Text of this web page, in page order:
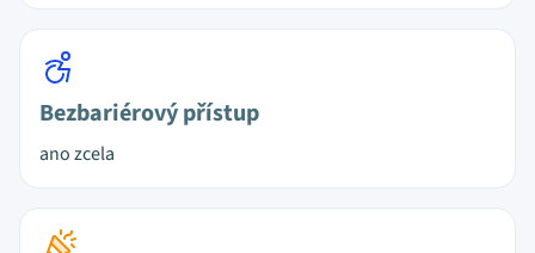
Bezbariérový přístup
ano zcela